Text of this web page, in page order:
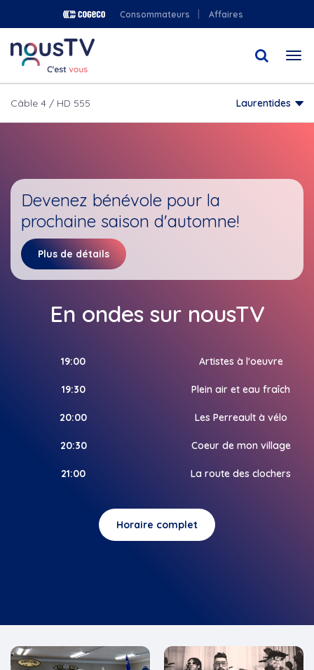
au
contenu
principal
Consommateurs Affaires
Câble 4 / HD 555 Laurentides
Devenez bénévole pour la
prochaine saison d'automne!
Plus de détails
En ondes sur nousTV
19:00 Artistes à l'oeuvre
19:30 Plein air et eau fraîch
20:00 Les Perreault à vélo
20:30 Coeur de mon village
21:00 La route des clochers
Horaire complet